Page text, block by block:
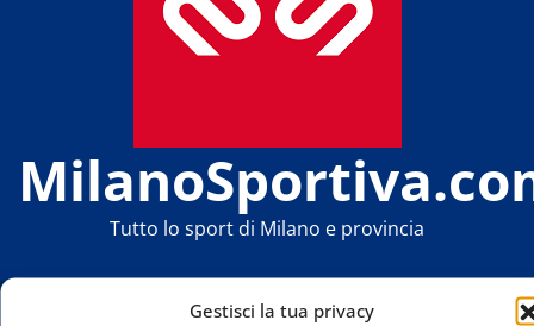
Gestisci la tua privacy
Tutto lo sport di Milano e provincia